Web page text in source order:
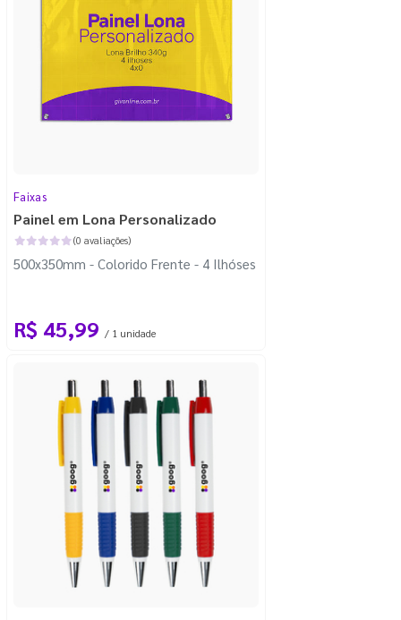
Faixas
Painel em Lona Personalizado
(0 avaliações)
500x350mm - Colorido Frente - 4 Ilhóses
R$ 45,99 / 1 unidade